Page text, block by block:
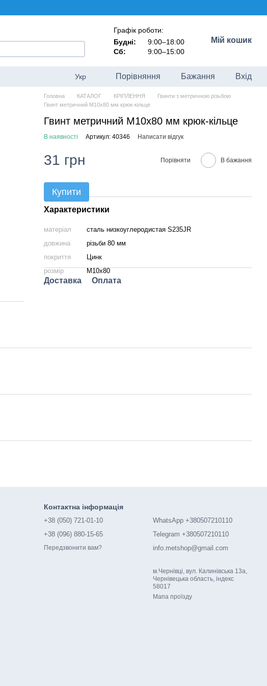
Графік роботи:
Будні:
9:00–18:00
Сб:
9:00–15:00
Мій кошик
Укр Порівняння Бажання Вхід
Головна КАТАЛОГ КРІПЛЕННЯ
Гвинти з метричною різьбою
Гвинт метричний М10х80 мм крюк-кільце
Гвинт метричний М10х80 мм крюк-кільце
В наявності Артикул: 40346 Написати відгук
31 грн Порівняти В бажання
Купити
Характеристики
матеріал
сталь низкоуглеродистая S235JR
довжина
різьби 80 мм
покриття
Цинк
розмір
M10x80
Доставка Оплата
Контактна інформація
+38 (050) 721-01-10
+38 (096) 880-15-65
Передзвонити вам?
WhatsApp +380507210110
Telegram +380507210110
info.metshop@gmail.com
м.Чернівці, вул. Калинівська 13а,
Чернівецька область, індекс
58017
Мапа проїзду